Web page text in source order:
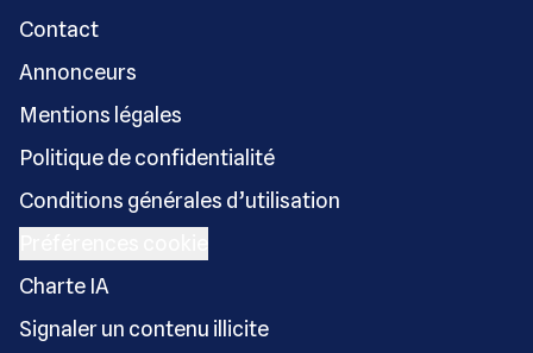
Contact
Annonceurs
Mentions légales
Politique de confidentialité
Conditions générales d’utilisation
Charte IA
Signaler un contenu illicite